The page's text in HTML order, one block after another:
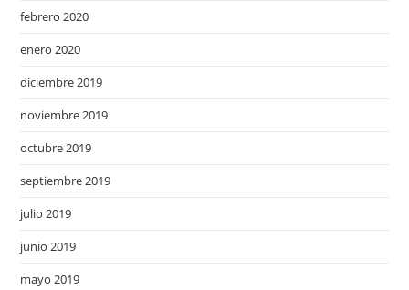
febrero 2020
enero 2020
diciembre 2019
noviembre 2019
octubre 2019
septiembre 2019
julio 2019
junio 2019
mayo 2019